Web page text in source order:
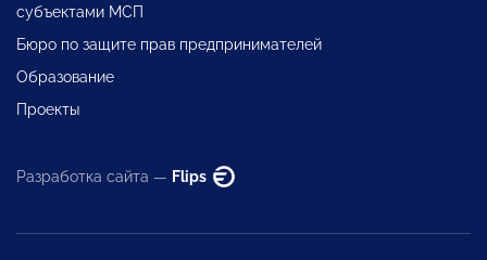
субъектами МСП
Бюро по защите прав предпринимателей
Образование
Проекты
Разработка сайта — Flips